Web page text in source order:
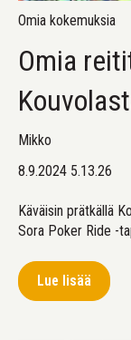
Omia kokemuksia
Omia
Mikko
8.9.2024 5.13.26
Käväisin prätkällä
Sora Poker Ride -
Lue lisää